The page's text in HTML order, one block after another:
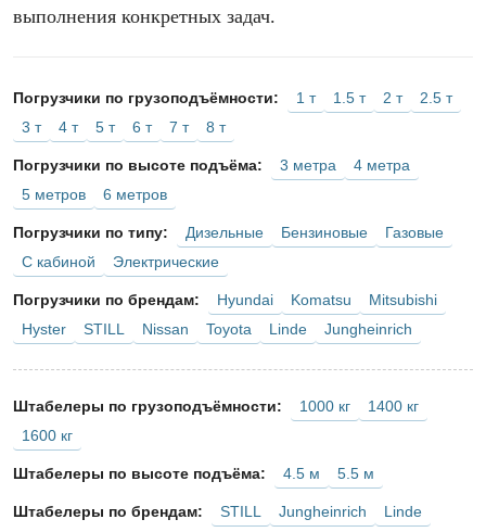
выполнения конкретных задач.
Погрузчики по грузоподъёмности: 1 т 1.5 т 2 т
2.5 т
3 т
4 т 5 т 6 т 7 т 8 т
Погрузчики по высоте подъёма: 3 метра
4 метра
5 метров
6 метров
Погрузчики по типу: Дизельные Бензиновые
Газовые
С кабиной
Электрические
Погрузчики по брендам: Hyundai Komatsu
Mitsubishi
Hyster
STILL Nissan Toyota Linde Jungheinrich
Штабелеры по грузоподъёмности: 1000 кг
1400 кг
1600 кг
Штабелеры по высоте подъёма: 4.5 м 5.5 м
Штабелеры по брендам: STILL Jungheinrich Linde